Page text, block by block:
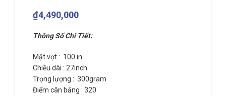
₫4,490,000
Thông Số Chi Tiết:
Mặt vợt : 100 in
Chiều dài : 27inch
Trọng lượng : 300gram
Điểm cân bằng : 320